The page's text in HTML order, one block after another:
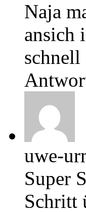
Naja
ansich
uwe-
Super
Schritt